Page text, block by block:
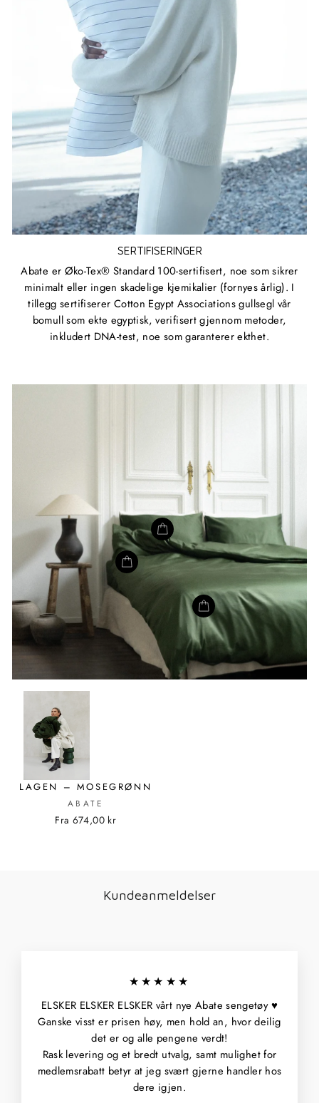
SERTIFISERINGER
Abate er Øko-Tex® Standard 100-sertifisert, noe som sikrer
minimalt eller ingen skadelige kjemikalier (fornyes årlig). I
tillegg sertifiserer Cotton Egypt Associations gullsegl vår
bomull som ekte egyptisk, verifisert gjennom metoder,
inkludert DNA-test, noe som garanterer ekthet.
LAGEN – MOSEGRØNN
ABATE
Fra 674,00 kr
Kundeanmeldelser
★★★★★
ELSKER ELSKER ELSKER vårt nye Abate sengetøy ♥️
Ganske visst er prisen høy, men hold an, hvor deilig
det er og alle pengene verdt!
Rask levering og et bredt utvalg, samt mulighet for
medlemsrabatt betyr at jeg svært gjerne handler hos
dere igjen.